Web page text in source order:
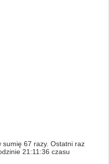
67 razy. Ostatni raz
21:11:36 czasu